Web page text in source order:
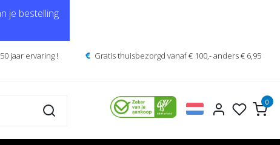
je bestelling
jaar ervaring ! Gratis thuisbezorgd vanaf € 100,- anders € 6,95
0